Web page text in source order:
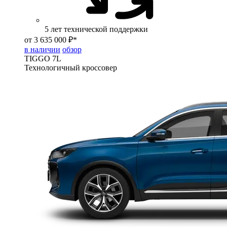
5 лет технической поддержки
от 3 635 000 ₽*
в наличии обзор
TIGGO 7L
Технологичный кроссовер